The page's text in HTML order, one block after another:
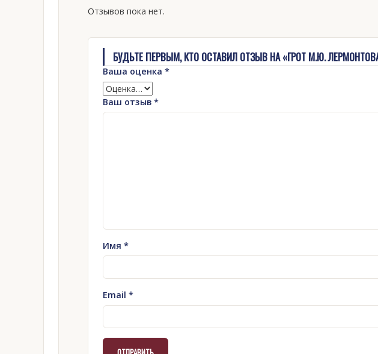
Отзывов пока нет.
БУДЬТЕ ПЕРВЫМ, КТО ОСТАВИЛ ОТЗЫВ НА «ГРОТ М.Ю.
Ваша оценка *
Ваш отзыв *
Имя *
Email *